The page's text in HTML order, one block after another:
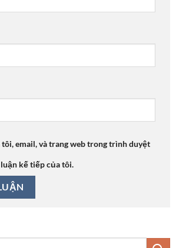
tôi, email, và trang web trong trình duyệt
kế tiếp của tôi.